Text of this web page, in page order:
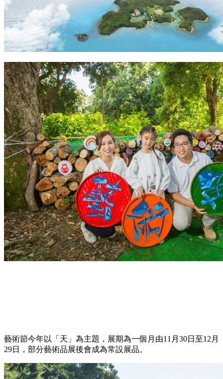
藝術節今年以「天」為主題，展期為一個月由11月30日至12月
29日，部分藝術品展後會成為常設展品。